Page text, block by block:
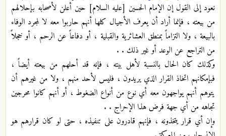
نعود إلى القول إن الإمام الحسين [عليه السلام] حين أعلن لأصحابه بإحلالهم
من بيعته ، فإنما أراد أن يعرف الأجيال كلها أنهم حاربوا معه لا لمجرد الوفاء
بالبيعة ، ولا التزاماً بمنطق العشائرية والقبلية ، أو دفاعاً عن الرحم ، أو خجلاً
من التراجع عن الوعد أو غير ذلك . .
وكذلك كان الحال بالنسبة لأهل بيته ، فإنه قد أحلهم من بيعته أيضاً ،
فبإمكانهم اتخاذ القرار الذي يريدون ، فليس لأحد منهم ، ولا من غيرهم أن
يتوهم أنهم يواجهون معه أي نوع من أنواع الضغوط ، أو أنهم كانوا محرجين
تجاهه من أي جهة فرض هذا الإحراج . .
وإن أي قرار يتخذونه ، فإنهم قادرون على تنفيذه ، حتى لو كان قرارهم هو